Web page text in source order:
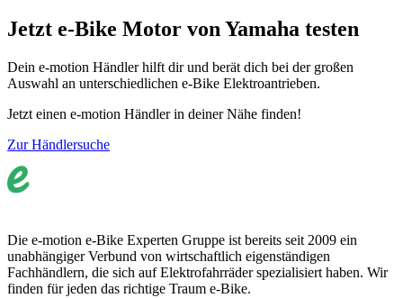
Jetzt e-Bike Motor von Yamaha testen​
Dein e-motion Händler hilft dir und berät dich bei der großen
Auswahl an unterschiedlichen e-Bike Elektroantrieben.
Jetzt einen e-motion Händler in deiner Nähe finden!
Zur Händlersuche
Die e-motion e-Bike Experten Gruppe ist bereits seit 2009 ein
unabhängiger Verbund von wirtschaftlich eigenständigen
Fachhändlern, die sich auf Elektrofahrräder spezialisiert haben. Wir
finden für jeden das richtige Traum e-Bike.